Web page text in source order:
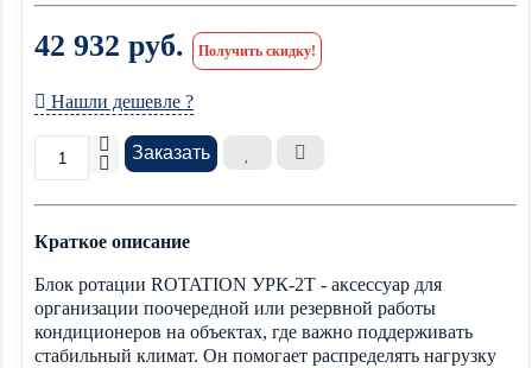
42 932 руб. Получить скидку!
Нашли дешевле ?
Заказать
Краткое описание
Блок ротации ROTATION УРК-2Т - аксессуар для
организации поочередной или резервной работы
кондиционеров на объектах, где важно поддерживать
стабильный климат. Он помогает распределять нагрузку